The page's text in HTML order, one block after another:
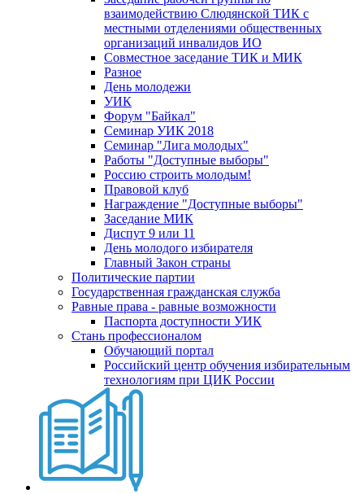
взаимодействию Слюдянской ТИК с
местными отделениями общественных
организаций инвалидов ИО
Совместное заседание ТИК и МИК
Разное
День молодежи
УИК
Форум "Байкал"
Семинар УИК 2018
Семинар "Лига молодых"
Работы "Доступные выборы"
Россию строить молодым!
Правовой клуб
Награждение "Доступные выборы"
Заседание МИК
Диспут 9 или 11
День молодого избирателя
Главный Закон страны
Политические партии
Государственная гражданская служба
Равные права - равные возможности
Паспорта доступности УИК
Стань профессионалом
Обучающий портал
Российский центр обучения избирательным
технологиям при ЦИК России